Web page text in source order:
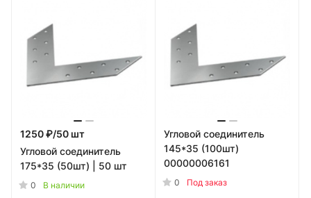
1250 ₽/50 шт
Угловой соединитель
175*35 (50шт) | 50 шт
0 В наличии
Угловой соединитель
145*35 (100шт)
00000006161
0 Под заказ